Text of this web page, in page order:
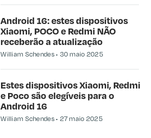
Android 16: estes dispositivos
Xiaomi, POCO e Redmi NÃO
receberão a atualização
William Schendes 30 maio 2025
Estes dispositivos Xiaomi, Redmi
e Poco são elegíveis para o
Android 16
William Schendes 27 maio 2025